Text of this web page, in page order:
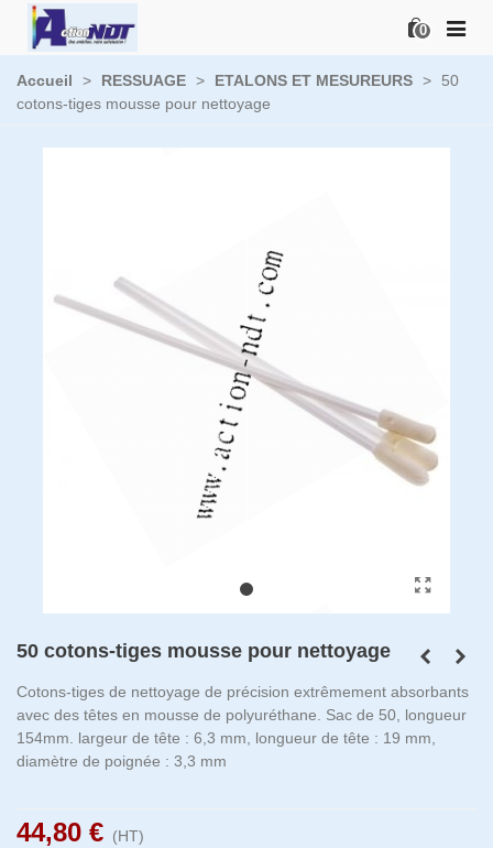
0
Accueil > RESSUAGE > ETALONS ET MESUREURS >
50
cotons-tiges mousse pour nettoyage
50 cotons-tiges mousse pour nettoyage
Cotons-tiges de nettoyage de précision extrêmement absorbants
avec des têtes en mousse de polyuréthane. Sac de 50, longueur
154mm. largeur de tête : 6,3 mm, longueur de tête : 19 mm,
diamètre de poignée : 3,3 mm
44,80 € (HT)